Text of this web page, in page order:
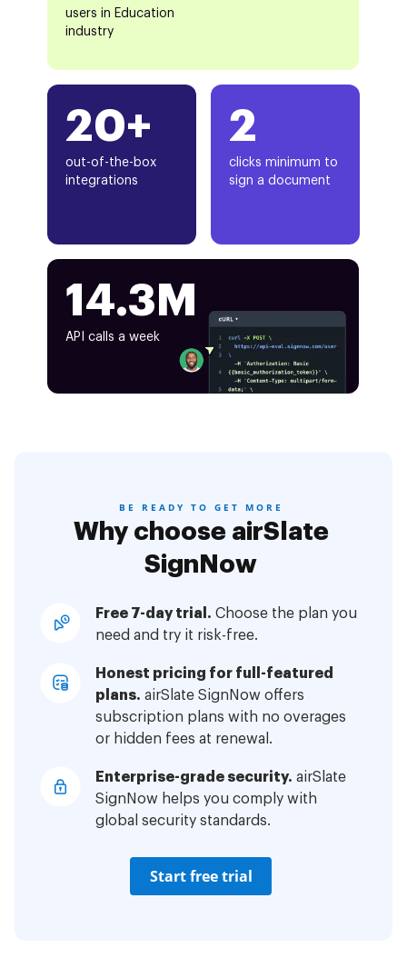
20+
out-of-the-box
integrations
users in Education
industry
2
clicks minimum to
sign a document
14.3M
API calls a week
BE READY TO GET MORE
Why choose airSlate
SignNow
Free 7-day trial. Choose the plan you
need and try it risk-free.
Honest pricing for full-featured
plans. airSlate SignNow offers
subscription plans with no overages
or hidden fees at renewal.
Enterprise-grade security. airSlate
SignNow helps you comply with
global security standards.
Start free trial